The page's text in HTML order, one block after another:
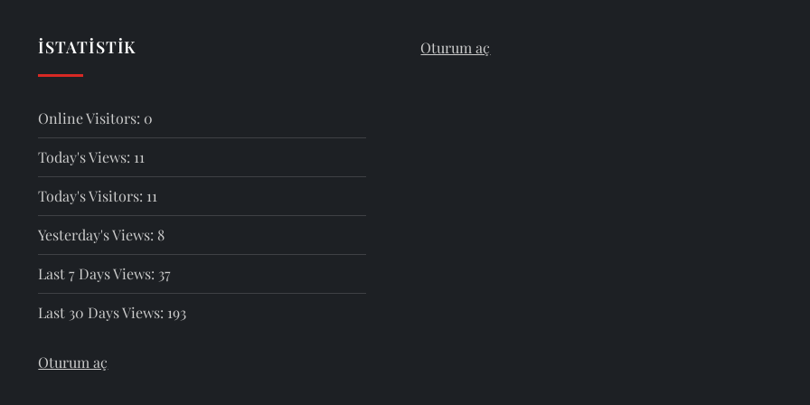
İSTATISTIK
Online Visitors: 0
Today's Views: 11
Today's Visitors: 11
Yesterday's Views:8
Last 7 Days Views: 37
Last 30 Days Views: 193
Oturum aç
Oturum aç